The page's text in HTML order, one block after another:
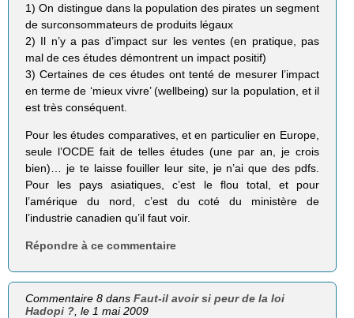
1) On distingue dans la population des pirates un segment
de surconsommateurs de produits légaux
2) Il n’y a pas d’impact sur les ventes (en pratique, pas
mal de ces études démontrent un impact positif)
3) Certaines de ces études ont tenté de mesurer l’impact
en terme de ‘mieux vivre’ (wellbeing) sur la population, et il
est très conséquent.
Pour les études comparatives, et en particulier en Europe,
seule l’OCDE fait de telles études (une par an, je crois
bien)… je te laisse fouiller leur site, je n’ai que des pdfs.
Pour les pays asiatiques, c’est le flou total, et pour
l’amérique du nord, c’est du coté du ministère de
l’industrie canadien qu’il faut voir.
Répondre à ce commentaire
Commentaire 8 dansFaut-il avoir si peur de la loi
Hadopi ? , le 1 mai 2009